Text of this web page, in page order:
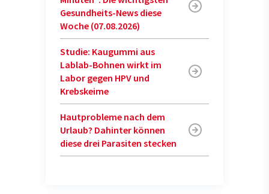
Gesundheits-News diese
Woche (07.08.2026)
Studie: Kaugummi aus
Lablab-Bohnen wirkt im
Labor gegen HPV und
Krebskeime
Hautprobleme nach dem
Urlaub? Dahinter können
diese drei Parasiten stecken